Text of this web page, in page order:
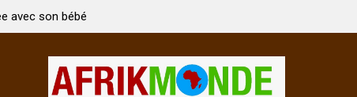
Coopération: Le ministre Indien Kirti Vardhan Singh à
Abidjan pour la célébration de la Fête de
l’indépendance